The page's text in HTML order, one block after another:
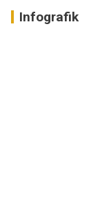
Infografik